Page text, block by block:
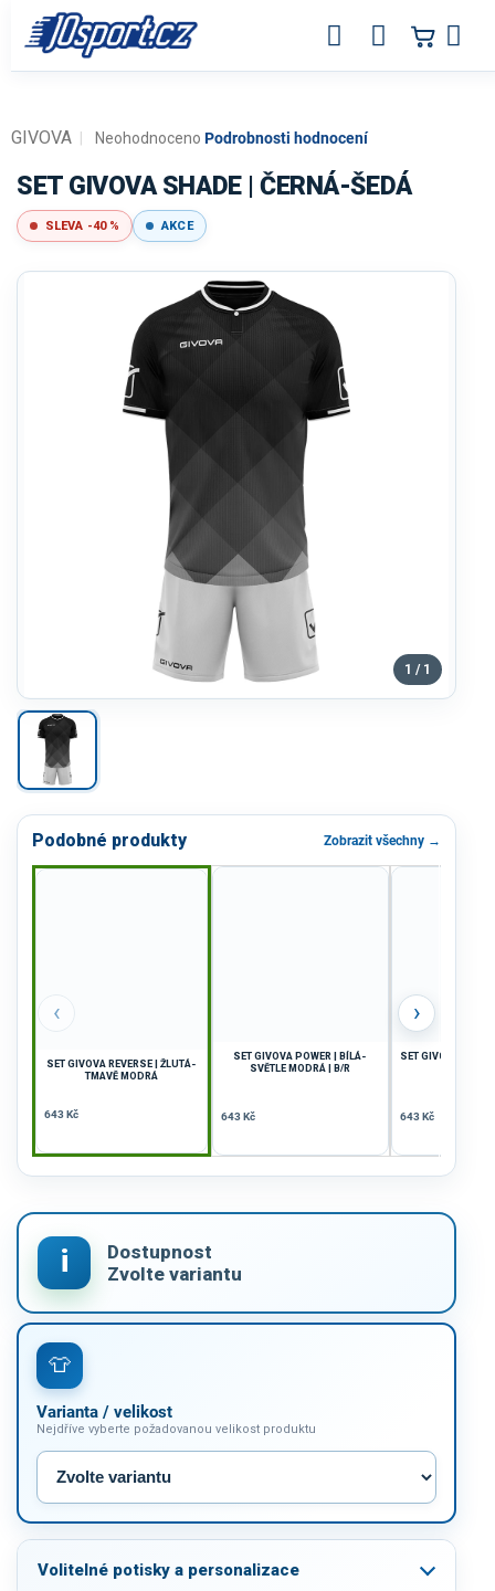
obsah
Průměrné
produktu
je
0,0
z
Neohodnoceno Podrobnosti hodnocení
GIVOVA
SET GIVOVA SHADE | ČERNÁ-ŠEDÁ
SLEVA -40 % AKCE
1 / 1
Podobné produkty Zobrazit všechny →
‹
SET GIVOVA REVERSE | ŽLUTÁ-
TMAVĚ MODRÁ
643 Kč
SET GIVOVA POWER | BÍLÁ-
SVĚTLE MODRÁ | B/R
643 Kč
SET GIVOVA
643 Kč
›
Varianta / velikost
Nejdříve vyberte požadovanou velikost produktu
Volitelné potisky a personalizace